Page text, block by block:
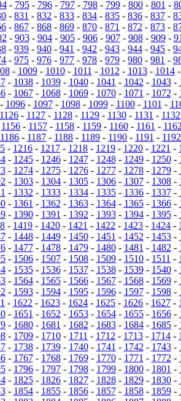
- 795- 796- 797- 798- 799- 800- 801 -
- 831 - 832 - 833 - 834 - 835 - 836 - 837 -
- 867 - 868 - 869 - 870 - 871 - 872 - 873 -
- 903- 904- 905- 906- 907- 908- 909-
- 939 - 940 - 941 - 942 - 943 - 944 - 945 -
- 975 - 976 - 977 - 978 - 979 - 980 - 981 -
- 1009- 1010- 1011 - 1012 - 1013- 1014-
- 1038- 1039- 1040- 1041 - 1042 - 1043-
- 1067- 1068- 1069- 1070- 1071 - 1072 -
1096- 1097- 1098- 1099- 1100- 1101 -
1126 - 1127 - 1128 - 1129 - 1130 - 1131 - 1132
1156 - 1157 - 1158 - 1159 - 1160 - 1161 - 1162
1186 - 1187 - 1188 - 1189 - 1190 - 1191 - 1192
- 1216 - 1217 - 1218 - 1219 - 1220 - 1221 -
- 1245- 1246- 1247- 1248- 1249- 1250-
- 1274- 1275- 1276- 1277- 1278- 1279-
- 1303 - 1304 - 1305 - 1306 - 1307 - 1308 -
- 1332 - 1333- 1334- 1335- 1336- 1337-
- 1361 - 1362 - 1363- 1364- 1365- 1366-
- 1390- 1391 - 1392 - 1393- 1394- 1395-
- 1419 - 1420 - 1421 - 1422 - 1423 - 1424 -
- 1448- 1449- 1450- 1451 - 1452 - 1453-
- 1477- 1478- 1479- 1480- 1481 - 1482 -
- 1506 - 1507 - 1508 - 1509 - 1510 - 1511 -
- 1535- 1536- 1537- 1538- 1539- 1540-
- 1564- 1565- 1566- 1567- 1568- 1569-
- 1593- 1594- 1595- 1596- 1597- 1598-
- 1622 - 1623 - 1624 - 1625 - 1626 - 1627 -
- 1651 - 1652 - 1653- 1654- 1655- 1656-
- 1680- 1681 - 1682 - 1683- 1684- 1685-
- 1709 - 1710 - 1711 - 1712 - 1713 - 1714 -
- 1738- 1739- 1740- 1741 - 1742 - 1743-
- 1767- 1768- 1769- 1770- 1771 - 1772 -
- 1796 - 1797 - 1798 - 1799 - 1800 - 1801 -
- 1825- 1826- 1827- 1828- 1829- 1830-
- 1854- 1855- 1856- 1857- 1858- 1859-